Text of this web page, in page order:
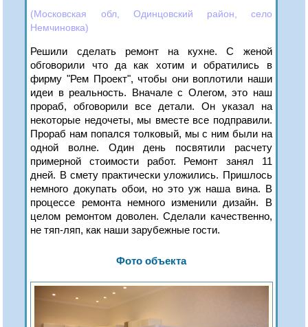
(Московская обл, Одинцовский район, село
Немчиновка)
Решили сделать ремонт на кухне. С женой
обговорили что да как хотим и обратились в
фирму "Рем Проект", чтобы они воплотили наши
идеи в реальность. Вначале с Олегом, это наш
прораб, обговорили все детали. Он указал на
некоторые недочеты, мы вместе все подправили.
Прораб нам попался толковый, мы с ним были на
одной волне. Один день посвятили расчету
примерной стоимости работ. Ремонт занял 11
дней. В смету практически уложились. Пришлось
немного докупать обои, но это уж наша вина. В
процессе ремонта немного изменили дизайн. В
целом ремонтом доволен. Сделали качественно,
не тяп-ляп, как наши зарубежные гости.
Фото объекта